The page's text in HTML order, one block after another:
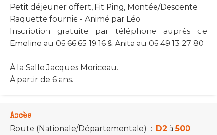
Petit déjeuner offert, Fit Ping, Montée/Descente
Raquette fournie - Animé par Léo
Inscription gratuite par téléphone auprès de
Emeline au 06 66 65 19 16 & Anita au 06 49 13 27 80
À la Salle Jacques Moriceau.
À partir de 6 ans.
Accès
Route (Nationale/Départementale) : D2 à500